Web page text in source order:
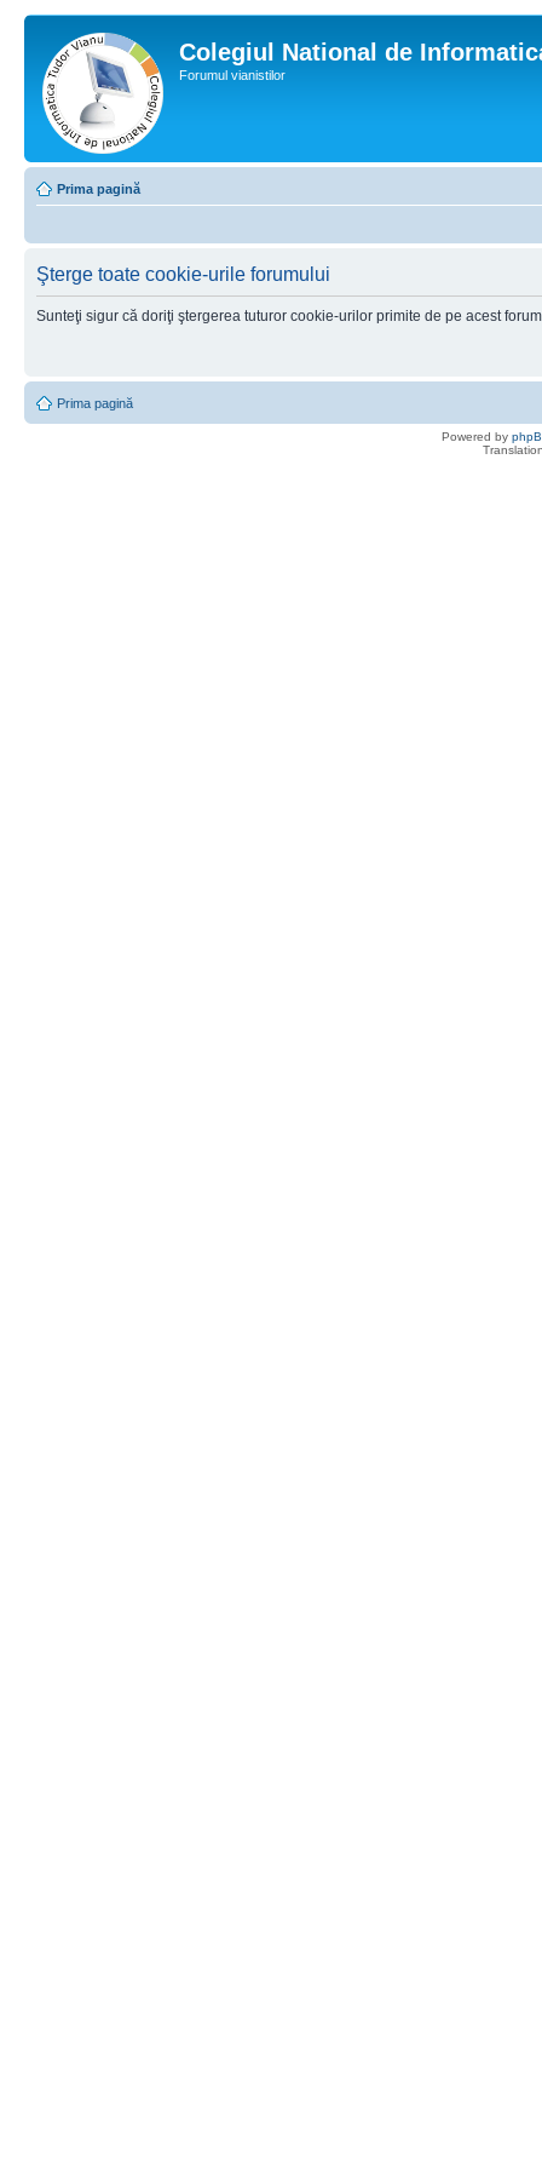
Colegiul National de
Forumul vianistilor
Prima pagină
Şterge toate cookie-urile forumului
Sunteţi sigur că doriţi ştergerea tuturor cookie-urilor primite de pe acest
Prima pagină
Powered by